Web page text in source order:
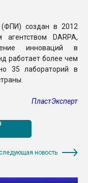
(ФПИ) создан в 2012
DARPA,
инноваций в
работает более чем
35 лабораторий в
ПластЭксперт
новость